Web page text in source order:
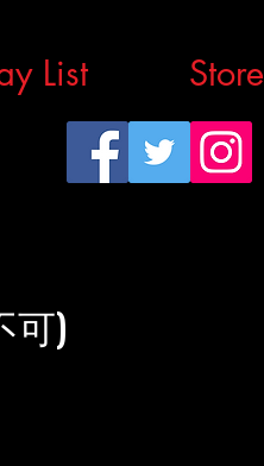
List Store
可)